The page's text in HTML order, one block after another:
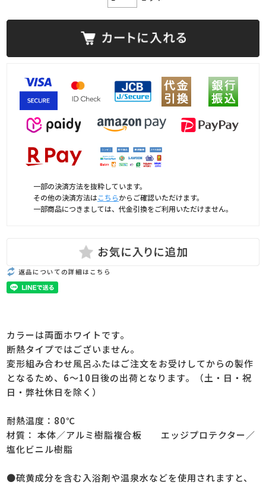
一部の決済方法を抜粋しています。
その他の決済方法はこちらからご確認いただけます。
一部商品につきましては、代金引換をご利用いただけません。
返品についての詳細はこちら
カラーは両面ホワイトです。
断熱タイプではございません。
変形組み合わせ風呂ふたはご注文をお受けしてからの製作
となるため、6～10日後の出荷となります。（土・日・祝
日・弊社休日を除く）
耐熱温度：80℃
材質： 本体／アルミ樹脂複合板 エッジプロテクター／
塩化ビニル樹脂
●硫黄成分を含む入浴剤や温泉水などを使用されますと、